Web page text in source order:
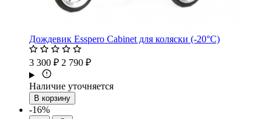
Дождевик Esspero Cabinet для коляски (-20°С)
3 300 ₽ 2 790 ₽
Наличие уточняется
В корзину
-16%